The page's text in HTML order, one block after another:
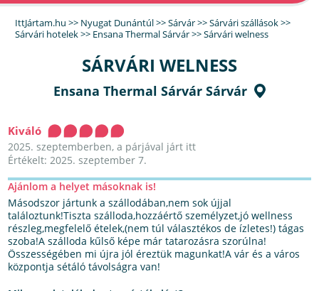
IttJártam.hu >> Nyugat Dunántúl>>Sárvár>>Sárvári szállások>>
Sárvári hotelek>> Ensana Thermal Sárvár>>Sárvári welness
SÁRVÁRI WELNESS
Ensana Thermal Sárvár Sárvár
Kiváló
2025. szeptemberben, a párjával járt itt
Értékelt: 2025. szeptember 7.
Ajánlom a helyet másoknak is!
Másodszor jártunk a szállodában,nem sok újjal
találoztunk!Tiszta szálloda,hozzáértő személyzet,jó wellness
részleg,megfelelő ételek,(nem túl választékos de ízletes!) tágas
szoba!A szálloda kűlső képe már tatarozásra szorúlna!
Összességében mi újra jól éreztük magunkat!A vár és a város
központja sétáló távolságra van!